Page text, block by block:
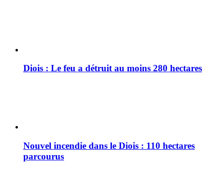
Diois : Le feu a détruit au moins 280 hectares
Nouvel incendie dans le Diois : 110 hectares
parcourus